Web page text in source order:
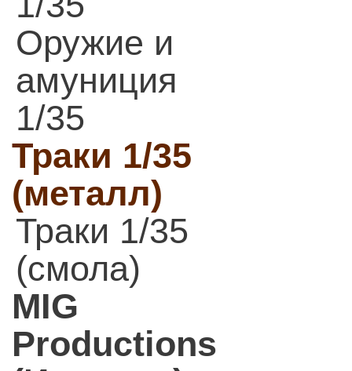
Оружие и
амуниция
1/35
Траки 1/35
(металл)
Траки 1/35
(смола)
MIG
Productions